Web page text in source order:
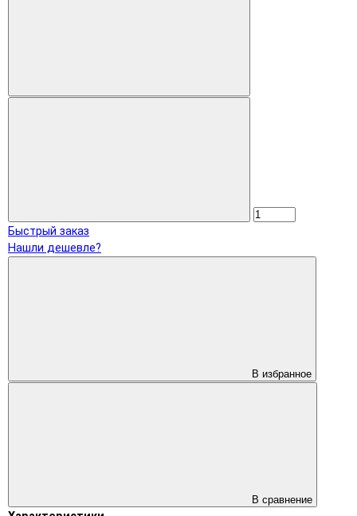
Быстрый заказ
Нашли дешевле?
В избранное
В сравнение